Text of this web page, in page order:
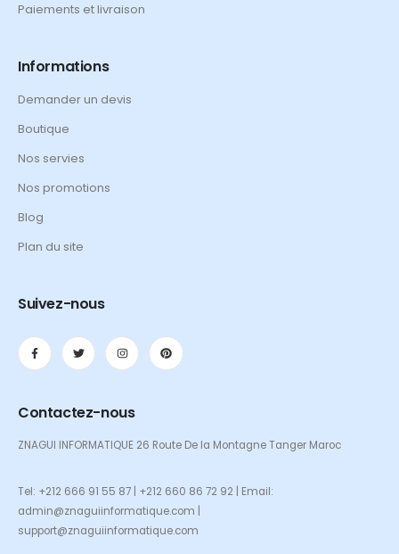
Paiements et livraison
Informations
Demander un devis
Boutique
Nos servies
Nos promotions
Blog
Plan du site
Suivez-nous
Contactez-nous
ZNAGUI INFORMATIQUE 26 Route De la Montagne Tanger Maroc
Tel: +212 666 91 55 87 | +212 660 86 72 92 | Email:
admin@znaguiinformatique.com |
support@znaguiinformatique.com